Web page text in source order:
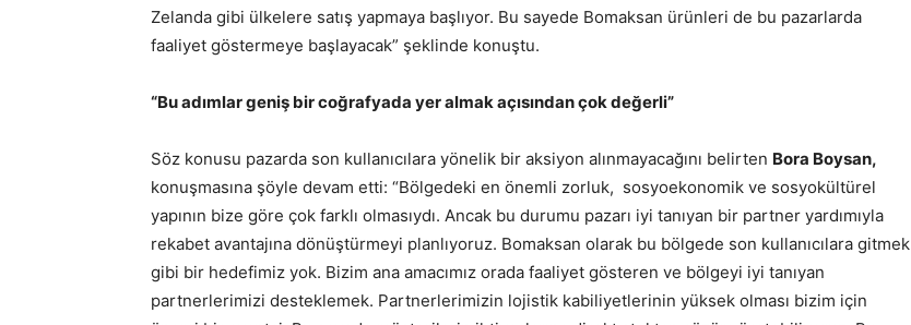
Zelanda gibi ülkelere satış yapmaya başlıyor. Bu sayede Bomaksan ürünleri de bu pazarlarda
faaliyet göstermeye başlayacak” şeklinde konuştu.
“Bu adımlar geniş bir coğrafyada yer almak açısından çok değerli”
Söz konusu pazarda son kullanıcılara yönelik bir aksiyon alınmayacağını belirten Bora Boysan,
konuşmasına şöyle devam etti: “Bölgedeki en önemli zorluk, sosyoekonomik ve sosyokültürel
yapının bize göre çok farklı olmasıydı. Ancak bu durumu pazarı iyi tanıyan bir partner yardımıyla
rekabet avantajına dönüştürmeyi planlıyoruz. Bomaksan olarak bu bölgede son kullanıcılara gitmek
gibi bir hedefimiz yok. Bizim ana amacımız orada faaliyet gösteren ve bölgeyi iyi tanıyan
partnerlerimizi desteklemek. Partnerlerimizin lojistik kabiliyetlerinin yüksek olması bizim için